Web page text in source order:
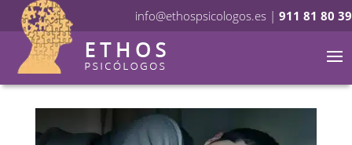
info@ethospsicologos.es | 911 81 80 39